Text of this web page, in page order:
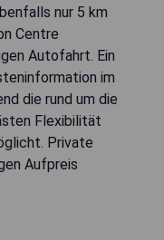
nur 5 km
Centre
Autofahrt. Ein
im
die rund um die
Flexibilität
Private
Aufpreis